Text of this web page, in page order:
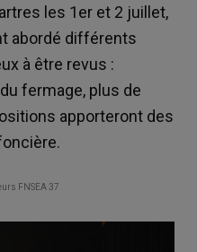
les 1er et 2 juillet,
abordé différents
à être revus :
fermage, plus de
apporteront des
FNSEA 37